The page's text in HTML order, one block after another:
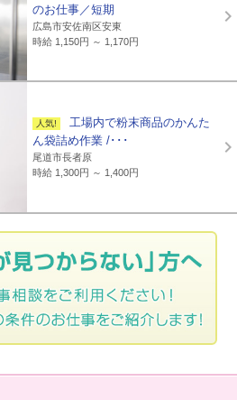
のお仕事／短期
広島市安佐南区安東
時給 1,150円 ～ 1,170円
工場内で粉末商品のかんた
ん袋詰め作業 /･･･
尾道市長者原
時給 1,300円 ～ 1,400円